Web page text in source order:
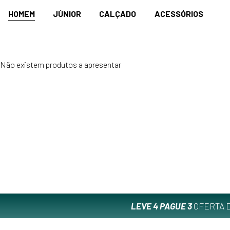
HOMEM JÚNIOR CALÇADO ACESSÓRIOS
Não existem produtos a apresentar
LEVE 4 PAGUE 3OFERTA